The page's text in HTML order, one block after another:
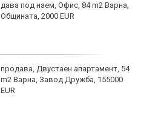
дава под наем, Офис, 84 m2 Варна,
Общината, 2000 EUR
продава, Двустаен апартамент, 54
m2 Варна, Завод Дружба, 155000
EUR